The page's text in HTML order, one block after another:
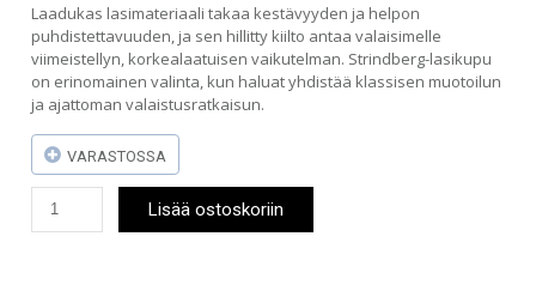
Laadukas lasimateriaali takaa kestävyyden ja helpon
puhdistettavuuden, ja sen hillitty kiilto antaa valaisimelle
viimeistellyn, korkealaatuisen vaikutelman. Strindberg-lasikupu
on erinomainen valinta, kun haluat yhdistää klassisen muotoilun
ja ajattoman valaistusratkaisun.
VARASTOSSA
lasikupu
Lisää ostoskoriin